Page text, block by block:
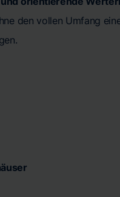
den vollen Umfang